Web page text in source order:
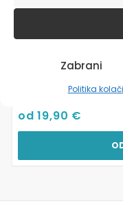
Zabrani
Politika
Zidne Naljepnice
od19,90 €